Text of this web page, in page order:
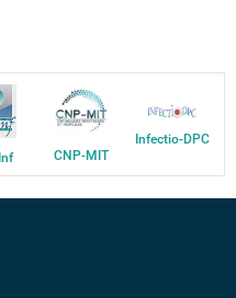
CNP-MIT
Infectio-DPC